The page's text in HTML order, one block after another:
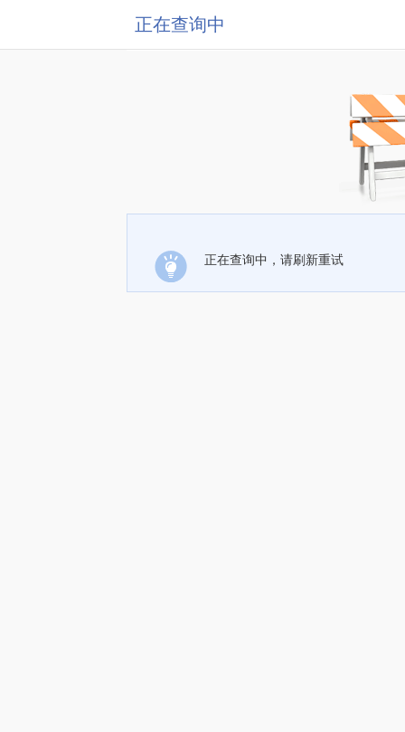
正在查询中
正在查询中，请刷新重试